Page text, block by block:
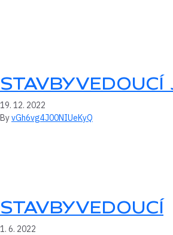
STAVBYVEDOUCÍ
19. 12. 2022
ByvGh6vg4J00NIUeKyQ
STAVBYVEDOUCÍ
1. 6. 2022